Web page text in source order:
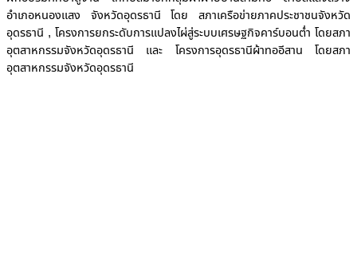
อำเภอหนองแสง จังหวัดอุดรธานี โดย สภาเครือข่ายภาคประชาชนจังหวัด
อุดรธานี , โครงการยกระดับการแปลงไผ่สู่ระบบเศรษฐกิจคาร์บอนต่ำ โดยสภา
อุตสาหกรรมจังหวัดอุดรธานี และ โครงการอุดรธานีผ้าทออีสาน โดยสภา
อุตสาหกรรมจังหวัดอุดรธานี